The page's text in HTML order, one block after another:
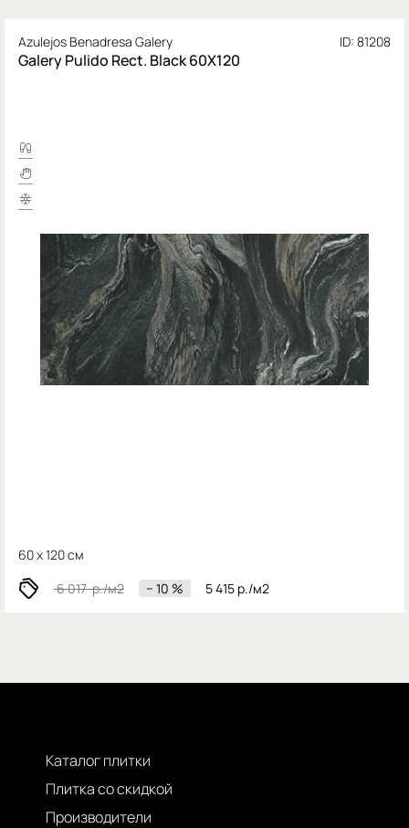
Azulejos Benadresa Galery ID: 81208
Galery Pulido Rect. Black 60X120
60 x 120 см
6 017р./м2 − 10 % 5 415 р./м2
Каталог плитки
Плитка со скидкой
Производители